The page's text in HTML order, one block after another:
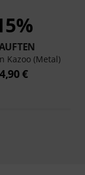
Kazoo (Metal)
4,90 €